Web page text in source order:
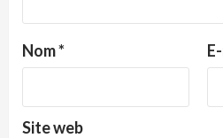
Nom*
Site web